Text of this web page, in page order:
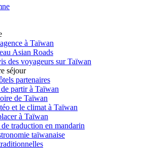
à Taïwan
Asian Roads
des voyageurs sur Taïwan
séjour
partenaires
partir à Taïwan
de Taïwan
et le climat à Taïwan
à Taïwan
traduction en mandarin
taïwanaise